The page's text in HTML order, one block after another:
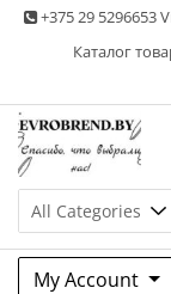
Skip +375 29 5296653
Каталог
second
My Account